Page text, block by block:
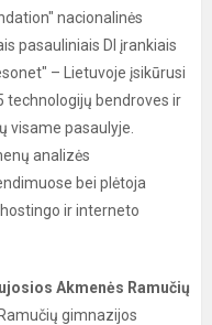
nacionalinės
pasauliniais DI įrankiais
– Lietuvoje įsikūrusi
technologijų bendroves ir
visame pasaulyje.
analizės
bei plėtoja
ir interneto
Akmenės Ramučių
gimnazijos